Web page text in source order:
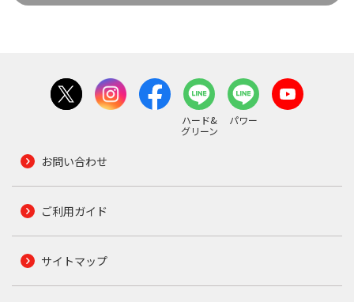
ハード&
グリーン
パワー
お問い合わせ
ご利用ガイド
サイトマップ